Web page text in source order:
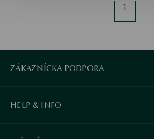
1
ZÁKAZNÍCKA PODPORA
HELP & INFO